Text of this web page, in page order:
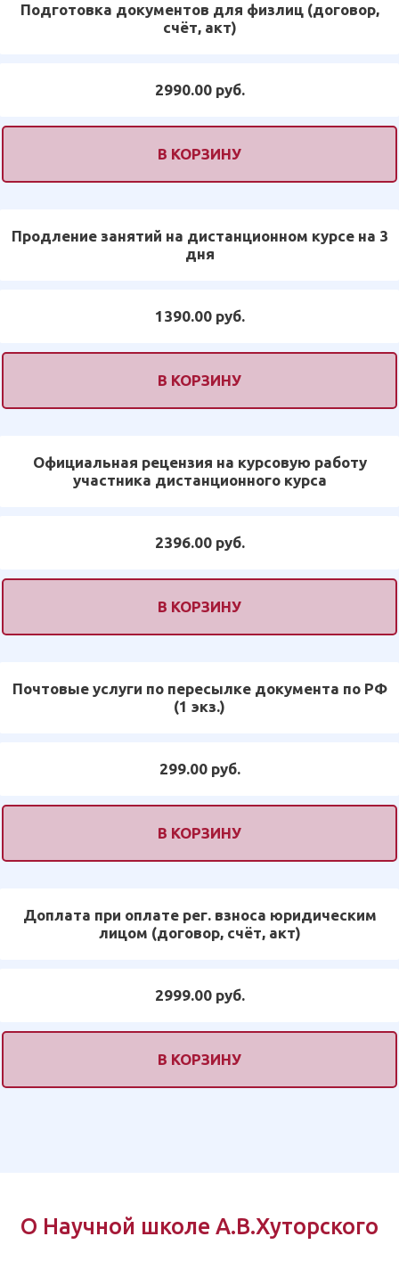
Подготовка документов для физлиц (договор,
счёт, акт)
2990.00 руб.
В КОРЗИНУ
Продление занятий на дистанционном курсе на 3
дня
1390.00 руб.
В КОРЗИНУ
Официальная рецензия на курсовую работу
участника дистанционного курса
2396.00 руб.
В КОРЗИНУ
Почтовые услуги по пересылке документа по РФ
(1 экз.)
299.00 руб.
В КОРЗИНУ
Доплата при оплате рег. взноса юридическим
лицом (договор, счёт, акт)
2999.00 руб.
В КОРЗИНУ
О Научной школе А.В.Хуторского